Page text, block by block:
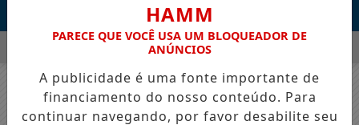
DURANTE AS COMEMORAÇÕES DOS 168 ANOS DO
EM ALTA
HAMM
PARECE QUE VOCÊ USA UM BLOQUEADOR DE
ANÚNCIOS
A publicidade é uma fonte importante de
financiamento do nosso conteúdo. Para
continuar navegando, por favor desabilite seu